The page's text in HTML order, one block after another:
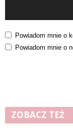
Powiadom mnie o
Powiadom mnie o
ZOBACZ TEŻ